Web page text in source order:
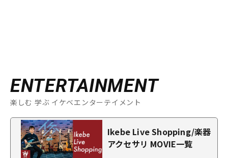
ENTERTAINMENT
楽しむ 学ぶ イケベエンターテイメント
Ikebe Live Shopping/楽器
アクセサリ MOVIE一覧